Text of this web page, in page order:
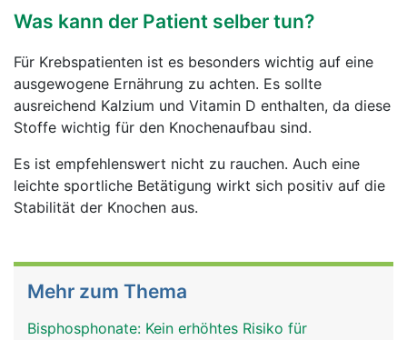
Was kann der Patient selber tun?
Für Krebspatienten ist es besonders wichtig auf eine
ausgewogene Ernährung zu achten. Es sollte
ausreichend Kalzium und Vitamin D enthalten, da diese
Stoffe wichtig für den Knochenaufbau sind.
Es ist empfehlenswert nicht zu rauchen. Auch eine
leichte sportliche Betätigung wirkt sich positiv auf die
Stabilität der Knochen aus.
Mehr zum Thema
Bisphosphonate: Kein erhöhtes Risiko für